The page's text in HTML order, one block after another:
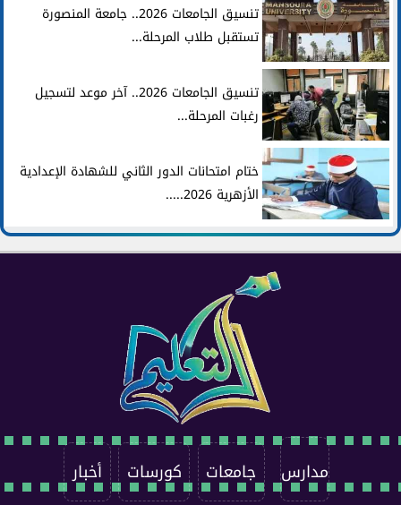
تنسيق الجامعات 2026.. جامعة المنصورة
تستقبل طلاب المرحلة...
تنسيق الجامعات 2026.. آخر موعد لتسجيل
رغبات المرحلة...
ختام امتحانات الدور الثاني للشهادة الإعدادية
الأزهرية 2026.....
مدارس جامعات كورسات أخبار